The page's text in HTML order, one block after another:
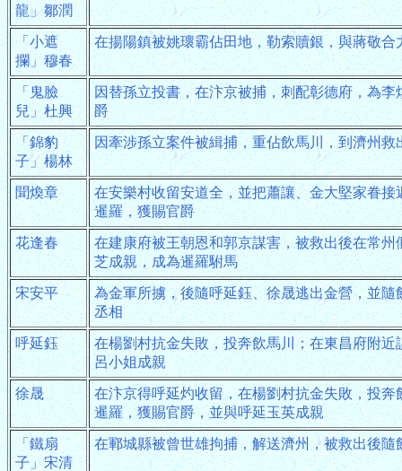
龍」鄒潤
「小遮
攔」穆春
在揚陽鎮被姚瓌霸佔田地，勒索贖銀，與蔣敬
「鬼臉
兒」杜興
因替孫立投書，在汴京被捕，刺配彰德府，為
爵
「錦豹
子」楊林
因牽涉孫立案件被緝捕，重佔飲馬川，到濟州
聞煥章
在安樂村收留安道全，並把蕭讓、金大堅家眷
暹羅，獲賜官爵
花逢春
在建康府被王朝恩和郭京謀害，被救出後在常
芝成親，成為暹羅駙馬
宋安平
為金軍所擄，後隨呼延鈺、徐晟逃出金營，並
丞相
呼延鈺
在楊劉村抗金失敗，投奔飲馬川；在東昌府附
呂小姐成親
徐晟
在汴京得呼延灼收留，在楊劉村抗金失敗，投
暹羅，獲賜官爵，並與呼延玉英成親
「鐵扇
子」宋清
在鄆城縣被曾世雄拘捕，解送濟州，被救出後